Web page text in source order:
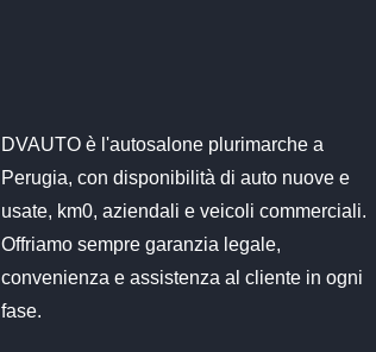
DVAUTO è l'autosalone plurimarche a
Perugia, con disponibilità di auto nuove e
usate, km0, aziendali e veicoli commerciali.
Offriamo sempre garanzia legale,
convenienza e assistenza al cliente in ogni
fase.